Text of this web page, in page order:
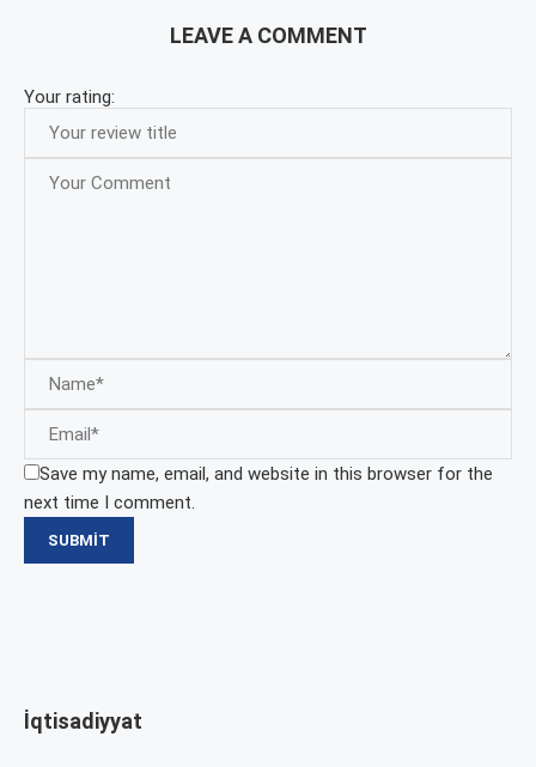
LEAVE A COMMENT
Your rating:
Save my name, email, and website in this browser for the
next time I comment.
İqtisadiyyat